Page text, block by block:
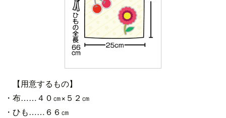
【用意するもの】
・布……４０㎝×５２㎝
・ひも……６６㎝